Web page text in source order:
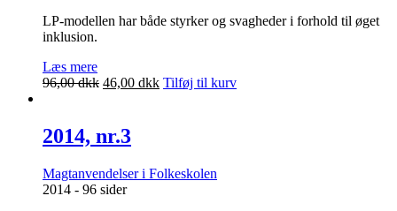
LP-modellen har både styrker og svagheder i forhold til øget
inklusion.
Læs mere
96,00dkk Den
var:
96,00 dkk.
46,00 dkkDen
Tilføj til kurv
2014, nr.3
Magtanvendelser i Folkeskolen
2014 - 96 sider